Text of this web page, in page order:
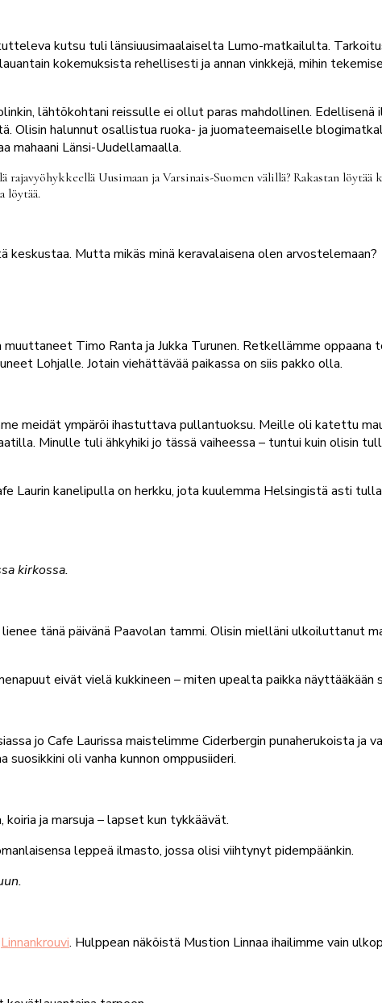
kutsu tuli länsiuusimaalaiselta Lumo-matkailulta.
kokemuksista rehellisesti ja annan vinkkejä, mihin
lähtökohtani reissulle ei ollut paras mahdollinen.
Olisin halunnut osallistua ruoka- ja juomateemaiselle
mahaani Länsi-Uudellamaalla.
Uusimaan ja Varsinais-Suomen välillä? Rakastan
löytää.
keskustaa. Mutta mikäs minä keravalaisena olen arvostelemaan?
Timo Ranta ja Jukka Turunen. Retkellämme oppaana
Lohjalle. Jotain viehättävää paikassa on siis pakko olla.
meidät ympäröi ihastuttava pullantuoksu. Meille oli katettu
Minulle tuli ähkyhiki jo tässä vaiheessa – tuntui kuin olisin
Laurin kanelipulla on herkku, jota kuulemma Helsingistä asti
kirkossa.
tänä päivänä Paavolan tammi. Olisin mielläni ulkoiluttanut
eivät vielä kukkineen – miten upealta paikka näyttääkään
jo Cafe Laurissa maistelimme Ciderbergin punaherukoista ja
oli vanha kunnon omppusiideri.
ja marsuja – lapset kun tykkäävät.
leppeä ilmasto, jossa olisi viihtynyt pidempäänkin.
Linnankrouvi. Hulppean näköistä Mustion Linnaa ihailimme vain